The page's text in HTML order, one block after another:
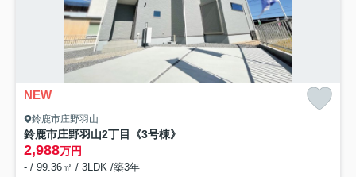
NEW
鈴鹿市庄野羽山
鈴鹿市庄野羽山2丁目《3号棟》
2,988万円
- / 99.36㎡ / 3LDK /築3年